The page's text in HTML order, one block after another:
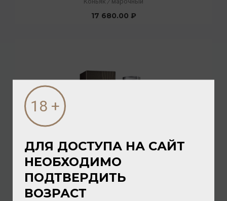
17 680.00 ₽
Chateau De Montifaud XO Majestic 40% 0,7л (gift box)
Коньяк / марочный
ДЛЯ ДОСТУПА НА САЙТ
НЕОБХОДИМО
ПОДТВЕРДИТЬ
ВОЗРАСТ